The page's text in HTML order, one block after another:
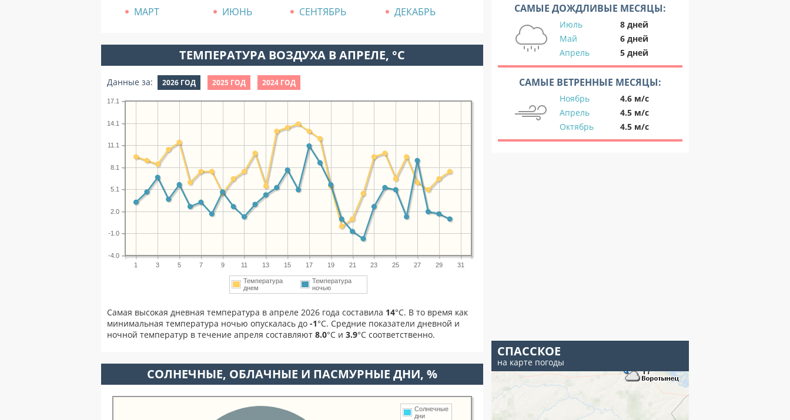
МАРТ
ИЮНЬ СЕНТЯБРЬ ДЕКАБРЬ
ТЕМПЕРАТУРА ВОЗДУХА В АПРЕЛЕ, °C
Данные за: 2026 ГОД 2025 ГОД 2024 ГОД
1 3 5 7 9 11 13 15 17 19 21 23 25 27 29 31
-4.0
-1.0
2.0
5.1
8.1
11.1
14.1
17.1
Температура
днем
Температура
ночью
Самая высокая дневная температура в апреле 2026 года составила 14°С. В то время как
минимальная температура ночью опускалась до -1°C. Средние показатели дневной и
ночной температур в течение апреля составляют 8.0°С и 3.9°С соответственно.
CОЛНЕЧНЫЕ, ОБЛАЧНЫЕ И ПАСМУРНЫЕ ДНИ, %
Солнечные
дни
САМЫЕ ДОЖДЛИВЫЕ МЕСЯЦЫ:
Июль
8 дней
Май
6 дней
Апрель
5 дней
САМЫЕ ВЕТРЕННЫЕ МЕСЯЦЫ:
Ноябрь
4.6 м/с
Апрель
4.5 м/с
Октябрь
4.5 м/с
СПАССКОЕ
на карте погоды